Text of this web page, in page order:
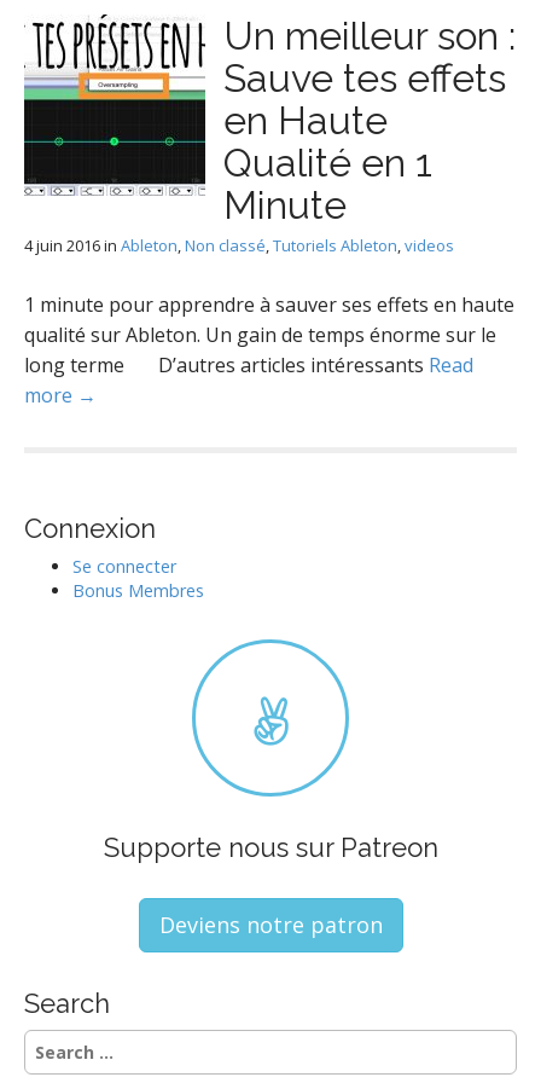
Un meilleur son :
Sauve tes effets
en Haute
Qualité en 1
Minute
4 juin 2016in Ableton,Non classé,Tutoriels Ableton,videos
1 minute pour apprendre à sauver ses effets en haute
qualité sur Ableton. Un gain de temps énorme sur le
long terme D’autres articles intéressants Read
more →
Connexion
Se connecter
Bonus Membres
Supporte nous sur Patreon
Deviens notre patron
Search
S
e